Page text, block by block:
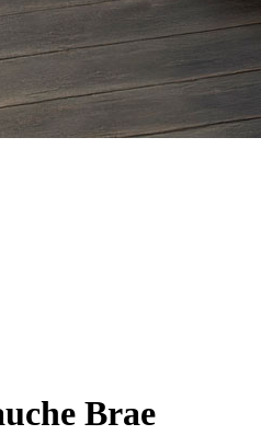
Brae